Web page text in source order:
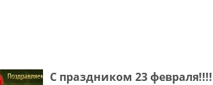
С праздником 23 февраля!!!!